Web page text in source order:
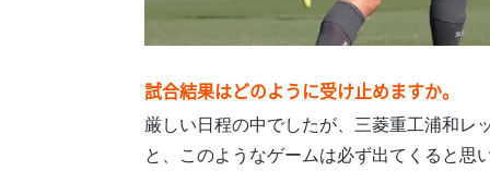
試合結果はどのように受け止めますか。
厳しい日程の中でしたが、三菱重工浦和レ
と、このようなゲームは必ず出てくると思